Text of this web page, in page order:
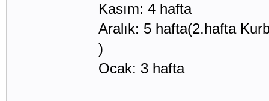
Kasım: 4
Aralık: 5 hafta(2.hafta
)
Ocak: 3